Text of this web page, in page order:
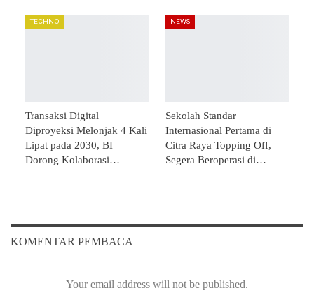
TECHNO
Transaksi Digital
Diproyeksi Melonjak 4 Kali
Lipat pada 2030, BI
Dorong Kolaborasi…
NEWS
Sekolah Standar
Internasional Pertama di
Citra Raya Topping Off,
Segera Beroperasi di…
KOMENTAR PEMBACA
Your email address will not be published.